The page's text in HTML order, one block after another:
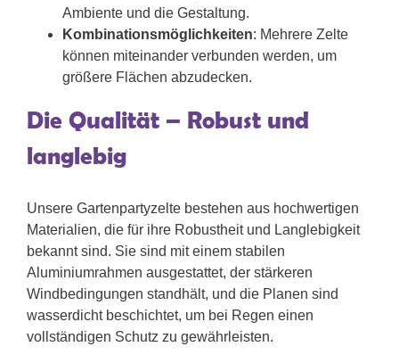
Ambiente und die Gestaltung.
Kombinationsmöglichkeiten: Mehrere Zelte
können miteinander verbunden werden, um
größere Flächen abzudecken.
Die Qualität – Robust und
langlebig
Unsere Gartenpartyzelte bestehen aus hochwertigen
Materialien, die für ihre Robustheit und Langlebigkeit
bekannt sind. Sie sind mit einem stabilen
Aluminiumrahmen ausgestattet, der stärkeren
Windbedingungen standhält, und die Planen sind
wasserdicht beschichtet, um bei Regen einen
vollständigen Schutz zu gewährleisten.